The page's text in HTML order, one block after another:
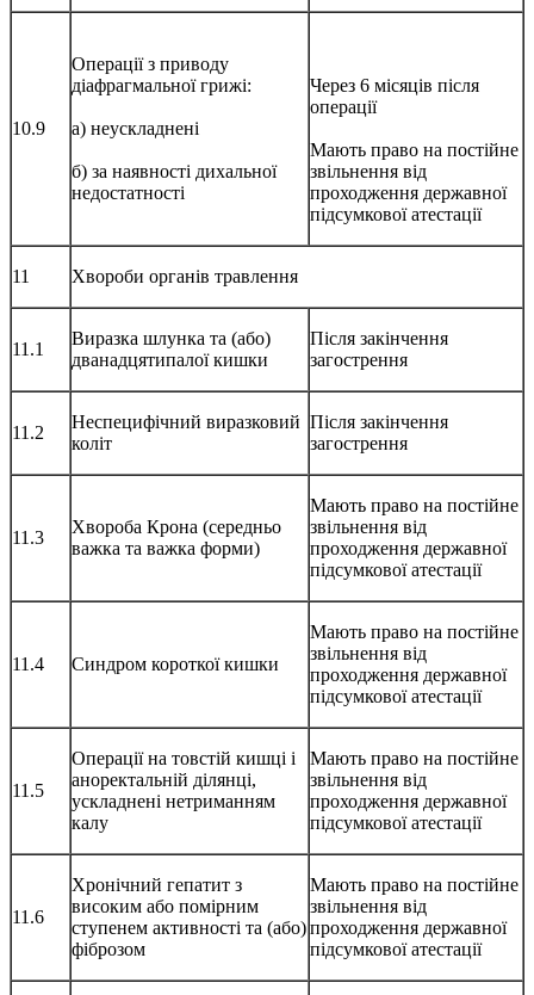
10.9
Операції з приводу
діафрагмальної грижі:
а) неускладнені
б) за наявності дихальної
недостатності
Через 6 місяців після
операції
Мають право на постійне
звільнення від
проходження державної
підсумкової атестації
11 Хвороби органів травлення
11.1
Виразка шлунка та (або)
дванадцятипалої кишки
Після закінчення
загострення
11.2
Неспецифічний виразковий
коліт
Після закінчення
загострення
11.3
Хвороба Крона (середньо
важка та важка форми)
Мають право на постійне
звільнення від
проходження державної
підсумкової атестації
11.4 Синдром короткої кишки
Мають право на постійне
звільнення від
проходження державної
підсумкової атестації
11.5
Операції на товстій кишці і
аноректальній ділянці,
ускладнені нетриманням
калу
Мають право на постійне
звільнення від
проходження державної
підсумкової атестації
11.6
Хронічний гепатит з
високим або помірним
ступенем активності та (або)
фіброзом
Мають право на постійне
звільнення від
проходження державної
підсумкової атестації